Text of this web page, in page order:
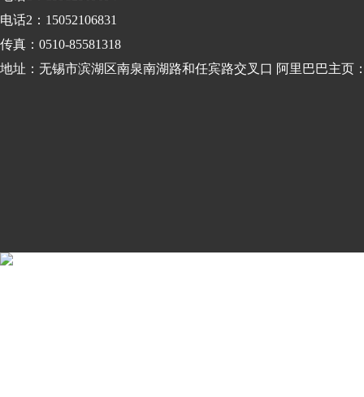
电话2：15052106831
传真：0510-85581318
地址：无锡市滨湖区南泉南湖路和任宾路交叉口 阿里巴巴主页